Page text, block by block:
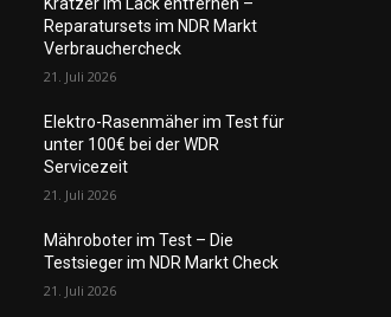
Reparatursets im NDR Markt
Verbrauchercheck
21. Juli 2026
Elektro-Rasenmäher im Test für
unter 100€ bei der WDR
Servicezeit
21. Juli 2026
Mähroboter im Test – Die
Testsieger im NDR Markt Check
21. Juli 2026